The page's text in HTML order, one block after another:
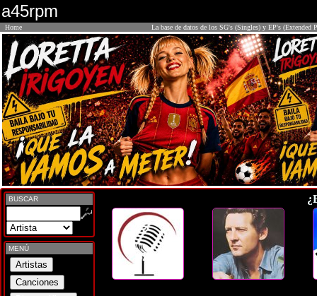
a45rpm
Home La base de datos de los SG's (Singles) y EP's (Extended
BUSCAR
MENÚ